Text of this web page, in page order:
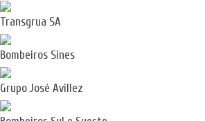
Transgrua SA
Bombeiros Sines
Grupo José Avillez